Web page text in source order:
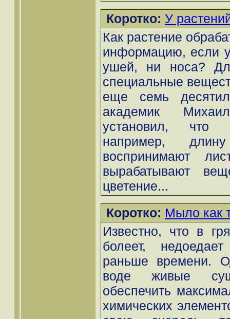
Коротко: У
Как растение
информацию, если
ушей, ни носа?
специальные
еще семь
академик
установил, что
например,
воспринимают
вырабатывают
цветение...
Коротко: Мыло как
Известно, что в
болеет,
раньше времени.
воде живые
обеспечить
химических